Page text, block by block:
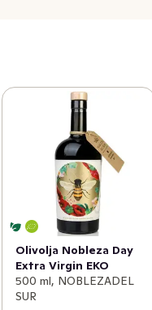
Olivolja Nobleza Day
Extra Virgin EKO
500 ml, NOBLEZADEL
SUR